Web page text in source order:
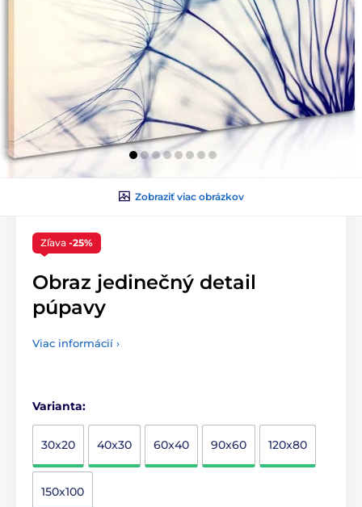
Zobraziť viac obrázkov
Zľava -25%
Obraz jedinečný detail
púpavy
Viac informácií ›
Varianta:
30x20 40x30 60x40 90x60 120x80
150x100